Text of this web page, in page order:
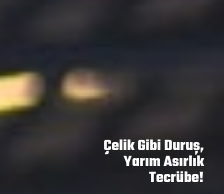
Çelik Gibi Duruş,
Yarım Asırlık
Tecrübe!